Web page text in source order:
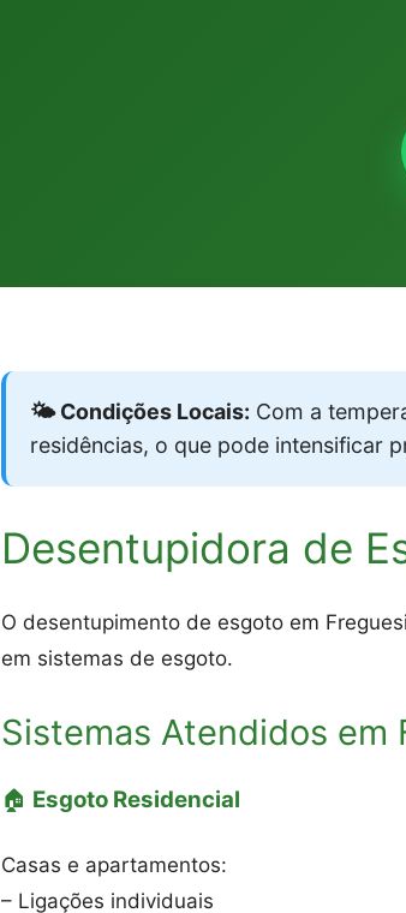
🌤️ Condições Locais: Com a
residências, o que pode intensificar
Desentupidora de
O desentupimento de esgoto em
em sistemas de esgoto.
Sistemas Atendidos em
🏠 Esgoto Residencial
Casas e apartamentos:
– Ligações individuais